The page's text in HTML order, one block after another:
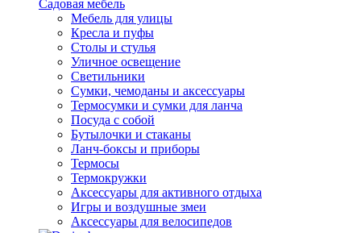
Садовая мебель
Мебель для улицы
Кресла и пуфы
Столы и стулья
Уличное освещение
Светильники
Сумки, чемоданы и аксессуары
Термосумки и сумки для ланча
Посуда с собой
Бутылочки и стаканы
Ланч-боксы и приборы
Термосы
Термокружки
Аксессуары для активного отдыха
Игры и воздушные змеи
Аксессуары для велосипедов